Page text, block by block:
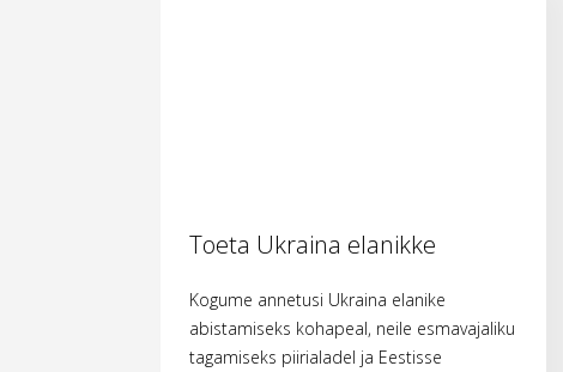
Toeta Ukraina elanikke
Kogume annetusi Ukraina elanike
abistamiseks kohapeal, neile esmavajaliku
tagamiseks piirialadel ja Eestisse